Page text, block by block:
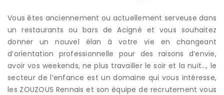
Vous êtes anciennement ou actuellement serveuse dans
un restaurants ou bars de Acigné et vous souhaitez
donner un nouvel élan à votre vie en changeant
d’orientation professionnelle pour des raisons d’envie,
avoir vos weekends, ne plus travailler le soir et la nuit…, le
secteur de l’enfance est un domaine qui vous intéresse,
les ZOUZOUS Rennais et son équipe de recrutement vous